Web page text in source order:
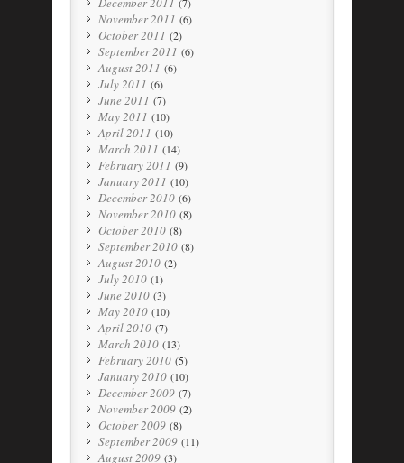
November 2011 (6)
October 2011 (2)
September 2011 (6)
August 2011 (6)
July 2011 (6)
June 2011 (7)
May 2011 (10)
April 2011 (10)
March 2011 (14)
February 2011 (9)
January 2011 (10)
December 2010 (6)
November 2010 (8)
October 2010 (8)
September 2010 (8)
August 2010 (2)
July 2010 (1)
June 2010 (3)
May 2010 (10)
April 2010 (7)
March 2010 (13)
February 2010 (5)
January 2010 (10)
December 2009 (7)
November 2009 (2)
October 2009 (8)
September 2009 (11)
August 2009 (3)